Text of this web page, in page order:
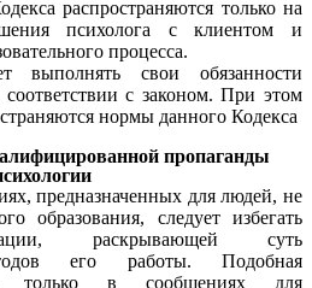
распространяются только на
психолога с клиентом и
процесса.
выполнять свои обязанности
с законом. При этом
нормы данного Кодекса
пропаганды
предназначенных для людей, не
образования, следует избегать
раскрывающей суть
его работы. Подобная
только в сообщениях для